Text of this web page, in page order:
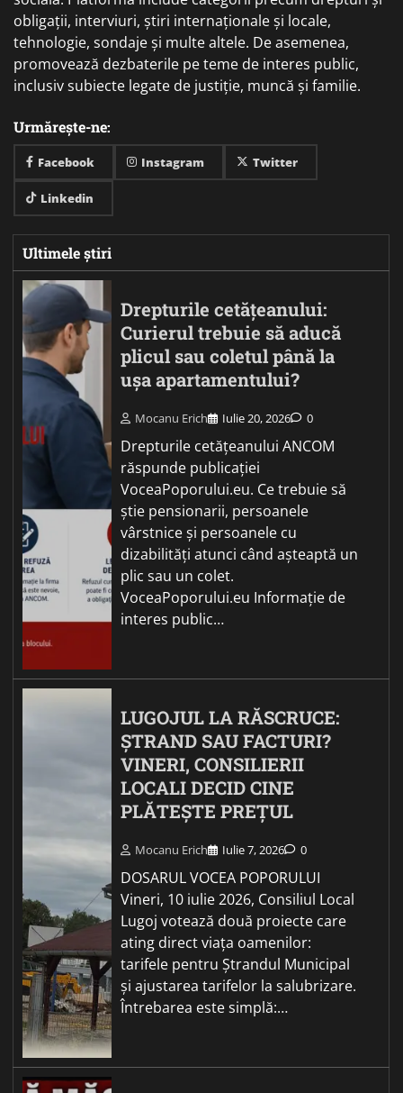
obligații, interviuri, știri internaționale și locale,
tehnologie, sondaje și multe altele. De asemenea,
promovează dezbaterile pe teme de interes public,
inclusiv subiecte legate de justiție, muncă și familie.
Urmărește-ne:
Facebook Instagram Twitter
Linkedin
Ultimele știri
Drepturile cetățeanului:
Curierul trebuie să aducă
plicul sau coletul până la
ușa apartamentului?
Mocanu Erich Iulie 20, 2026 0
Drepturile cetățeanului ANCOM
răspunde publicației
VoceaPoporului.eu. Ce trebuie să
știe pensionarii, persoanele
vârstnice și persoanele cu
dizabilități atunci când așteaptă un
plic sau un colet.
VoceaPoporului.eu Informație de
interes public…
LUGOJUL LA RĂSCRUCE:
ȘTRAND SAU FACTURI?
VINERI, CONSILIERII
LOCALI DECID CINE
PLĂTEȘTE PREȚUL
Mocanu Erich Iulie 7, 2026 0
DOSARUL VOCEA POPORULUI
Vineri, 10 iulie 2026, Consiliul Local
Lugoj votează două proiecte care
ating direct viața oamenilor:
tarifele pentru Ștrandul Municipal
și ajustarea tarifelor la salubrizare.
Întrebarea este simplă:…